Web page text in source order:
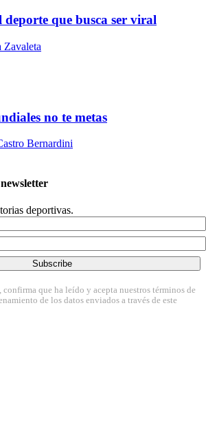
deporte que busca ser viral
Zavaleta
no te metas
Bernardini
deportivas.
Subscribe
confirma que ha leído y acepta nuestros términos de
de los datos enviados a través de este